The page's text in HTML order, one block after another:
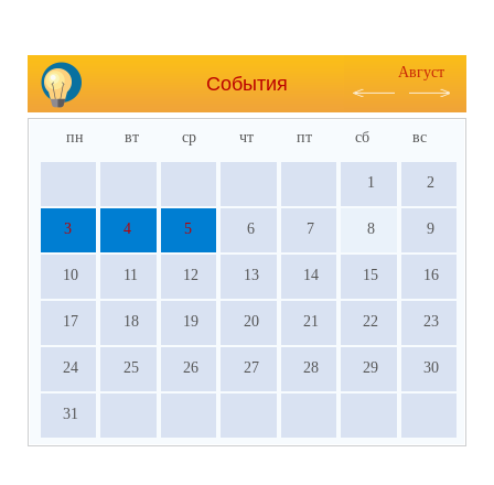
События
Август
пн вт ср чт пт сб вс
1 2
3 4 5 6 7 8 9
10 11 12 13 14 15 16
17 18 19 20 21 22 23
24 25 26 27 28 29 30
31